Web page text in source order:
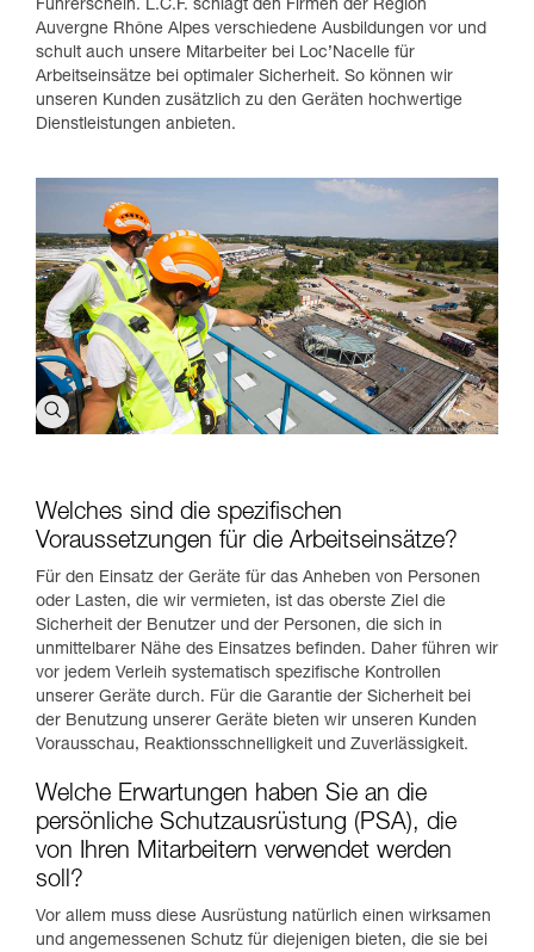
Führerschein. L.C.F. schlägt den Firmen der Region
Auvergne Rhône Alpes verschiedene Ausbildungen vor und
schult auch unsere Mitarbeiter bei Loc’Nacelle für
Arbeitseinsätze bei optimaler Sicherheit. So können wir
unseren Kunden zusätzlich zu den Geräten hochwertige
Dienstleistungen anbieten.
Welches sind die spezifischen
Voraussetzungen für die Arbeitseinsätze?
Für den Einsatz der Geräte für das Anheben von Personen
oder Lasten, die wir vermieten, ist das oberste Ziel die
Sicherheit der Benutzer und der Personen, die sich in
unmittelbarer Nähe des Einsatzes befinden. Daher führen wir
vor jedem Verleih systematisch spezifische Kontrollen
unserer Geräte durch. Für die Garantie der Sicherheit bei
der Benutzung unserer Geräte bieten wir unseren Kunden
Vorausschau, Reaktionsschnelligkeit und Zuverlässigkeit.
Welche Erwartungen haben Sie an die
persönliche Schutzausrüstung (PSA), die
von Ihren Mitarbeitern verwendet werden
soll?
Vor allem muss diese Ausrüstung natürlich einen wirksamen
und angemessenen Schutz für diejenigen bieten, die sie bei